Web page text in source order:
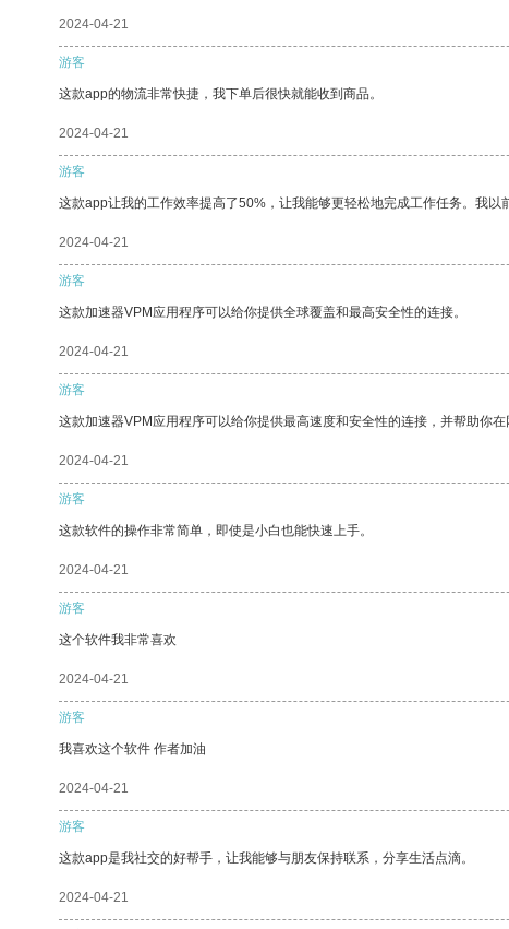
2024-04-21
游客
这款app的物流非常快捷，我下单后很快就能收到商品。
2024-04-21
游客
这款app让我的工作效率提高了50%，让我能够更轻松地完成工作任务。我
2024-04-21
游客
这款加速器VPM应用程序可以给你提供全球覆盖和最高安全性的连接。
2024-04-21
游客
这款加速器VPM应用程序可以给你提供最高速度和安全性的连接，并帮助你在
2024-04-21
游客
这款软件的操作非常简单，即使是小白也能快速上手。
2024-04-21
游客
这个软件我非常喜欢
2024-04-21
游客
我喜欢这个软件 作者加油
2024-04-21
游客
这款app是我社交的好帮手，让我能够与朋友保持联系，分享生活点滴。
2024-04-21